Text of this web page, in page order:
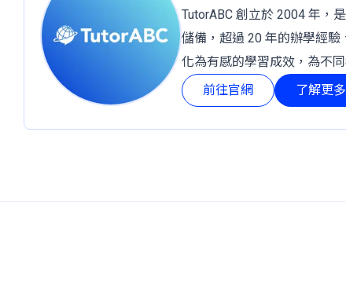
TutorABC 創立於 2004 年，
儲備，超過 20 年的辦學經
化為有感的學習成效，為不
前往官網
了解更